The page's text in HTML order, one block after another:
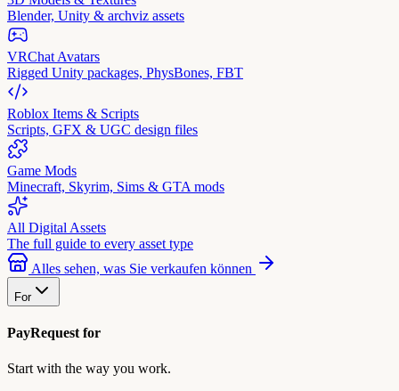
Blender, Unity & archviz assets
VRChat Avatars
Rigged Unity packages, PhysBones, FBT
Roblox Items & Scripts
Scripts, GFX & UGC design files
Game Mods
Minecraft, Skyrim, Sims & GTA mods
All Digital Assets
The full guide to every asset type
Alles sehen, was Sie verkaufen können
For
PayRequest for
Start with the way you work.